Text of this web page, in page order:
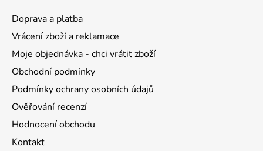
Doprava a platba
Vrácení zboží a reklamace
Moje objednávka - chci vrátit zboží
Obchodní podmínky
Podmínky ochrany osobních údajů
Ověřování recenzí
Hodnocení obchodu
Kontakt